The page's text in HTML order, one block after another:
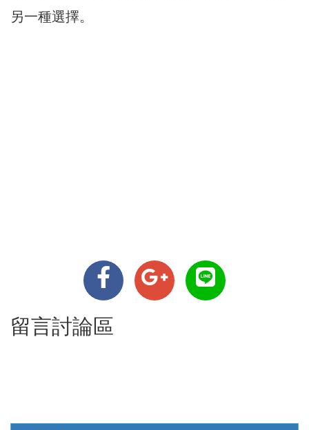
另一種選擇。
留言討論區